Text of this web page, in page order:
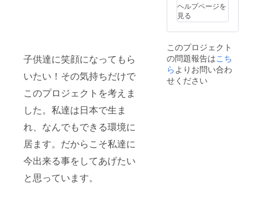
子供達に笑顔になってもら
いたい！その気持ちだけで
このプロジェクトを考えま
した。私達は日本で生ま
れ、なんでもできる環境に
居ます。だからこそ私達に
今出来る事をしてあげたい
と思っています。
ヘルプページを
見る
このプロジェクト
の問題報告はこち
らよりお問い合わ
せください